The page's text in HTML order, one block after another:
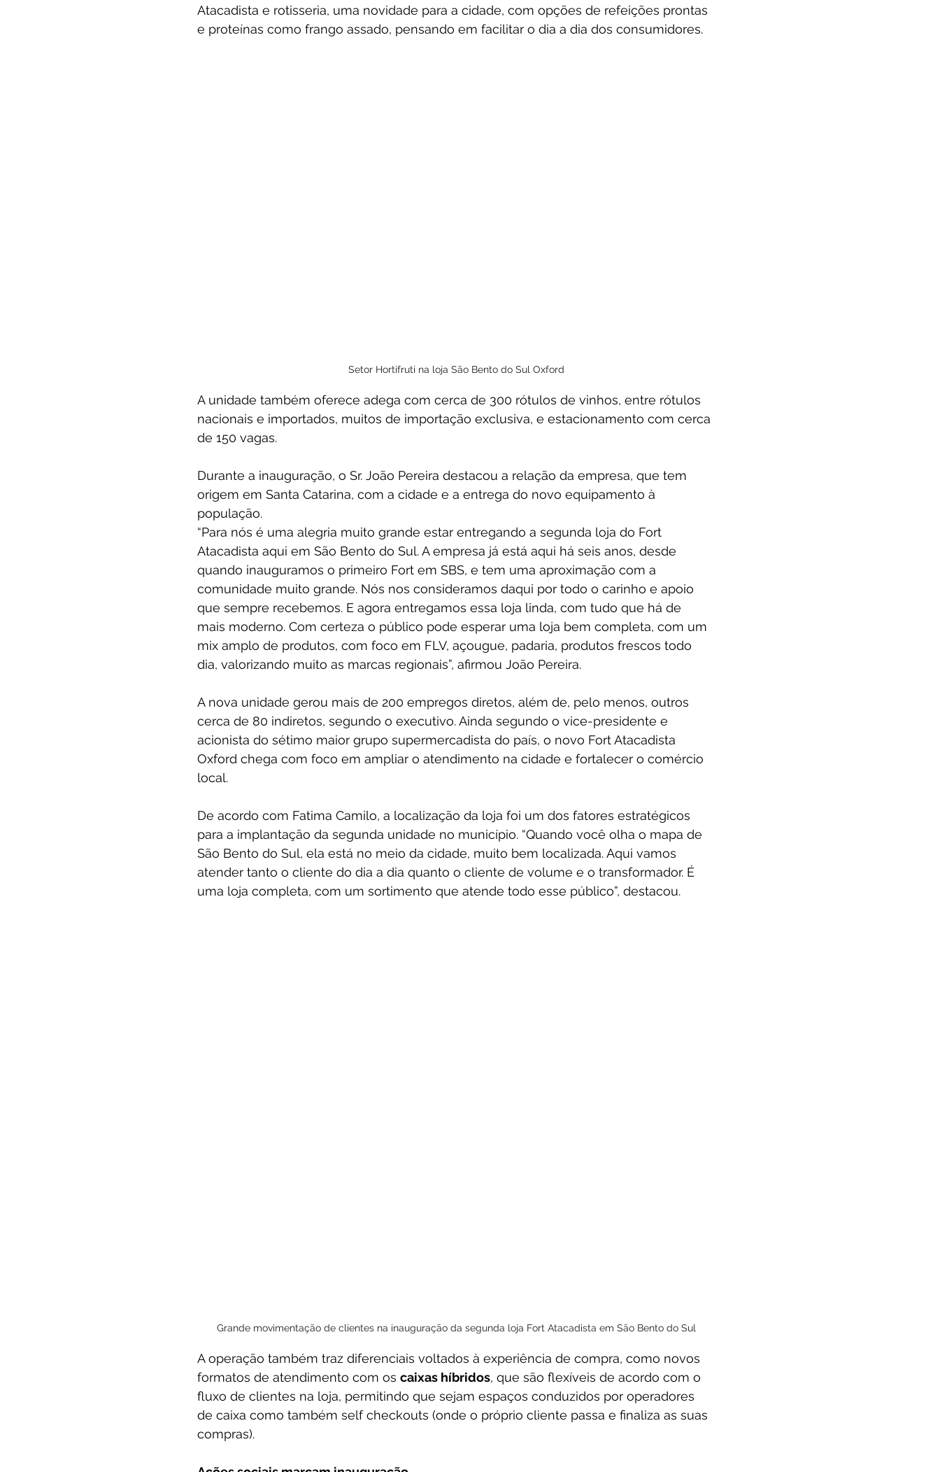
Atacadista e rotisseria, uma novidade para a cidade, com opções de refeições prontas
e proteínas como frango assado, pensando em facilitar o dia a dia dos consumidores.
Setor Hortifruti na loja São Bento do Sul Oxford
A unidade também oferece adega com cerca de 300 rótulos de vinhos, entre rótulos
nacionais e importados, muitos de importação exclusiva, e estacionamento com cerca
de 150 vagas.
Durante a inauguração, o Sr. João Pereira destacou a relação da empresa, que tem
origem em Santa Catarina, com a cidade e a entrega do novo equipamento à
população.
“Para nós é uma alegria muito grande estar entregando a segunda loja do Fort
Atacadista aqui em São Bento do Sul. A empresa já está aqui há seis anos, desde
quando inauguramos o primeiro Fort em SBS, e tem uma aproximação com a
comunidade muito grande. Nós nos consideramos daqui por todo o carinho e apoio
que sempre recebemos. E agora entregamos essa loja linda, com tudo que há de
mais moderno. Com certeza o público pode esperar uma loja bem completa, com um
mix amplo de produtos, com foco em FLV, açougue, padaria, produtos frescos todo
dia, valorizando muito as marcas regionais”, afirmou João Pereira.
A nova unidade gerou mais de 200 empregos diretos, além de, pelo menos, outros
cerca de 80 indiretos, segundo o executivo. Ainda segundo o vice-presidente e
acionista do sétimo maior grupo supermercadista do país, o novo Fort Atacadista
Oxford chega com foco em ampliar o atendimento na cidade e fortalecer o comércio
local.
De acordo com Fatima Camilo, a localização da loja foi um dos fatores estratégicos
para a implantação da segunda unidade no município. “Quando você olha o mapa de
São Bento do Sul, ela está no meio da cidade, muito bem localizada. Aqui vamos
atender tanto o cliente do dia a dia quanto o cliente de volume e o transformador. É
uma loja completa, com um sortimento que atende todo esse público”, destacou.
Grande movimentação de clientes na inauguração da segunda loja Fort Atacadista em São Bento do Sul
A operação também traz diferenciais voltados à experiência de compra, como novos
formatos de atendimento com os caixas híbridos, que são flexíveis de acordo com o
fluxo de clientes na loja, permitindo que sejam espaços conduzidos por operadores
de caixa como também self checkouts (onde o próprio cliente passa e finaliza as suas
compras).